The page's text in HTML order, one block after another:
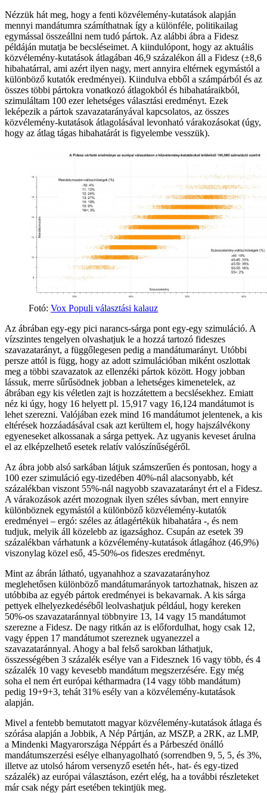
Nézzük hát meg, hogy a fenti közvélemény-kutatások alapján
mennyi mandátumra számíthatnak így a különféle, politikailag
egymással összeállni nem tudó pártok. Az alábbi ábra a Fidesz
példáján mutatja be becsléseimet. A kiindulópont, hogy az aktuális
közvélemény-kutatások átlagában 46,9 százalékon áll a Fidesz (±8,6
hibahatárral, ami azért ilyen nagy, mert annyira eltérnek egymástól a
különböző kutatók eredményei). Kiindulva ebből a számpárból és az
összes többi pártokra vonatkozó átlagokból és hibahatáraikból,
szimuláltam 100 ezer lehetséges választási eredményt. Ezek
leképezik a pártok szavazatarányával kapcsolatos, az összes
közvélemény-kutatások átlagolásával levonható várakozásokat (úgy,
hogy az átlag tágas hibahatárát is figyelembe vesszük).
Fotó: Vox Populi választási kalauz
Az ábrában egy-egy pici narancs-sárga pont egy-egy szimuláció. A
vízszintes tengelyen olvashatjuk le a hozzá tartozó fideszes
szavazatarányt, a függőlegesen pedig a mandátumarányt. Utóbbi
persze attól is függ, hogy az adott szimulációban miként oszlottak
meg a többi szavazatok az ellenzéki pártok között. Hogy jobban
lássuk, merre sűrűsödnek jobban a lehetséges kimenetelek, az
ábrában egy kis véletlen zajt is hozzátettem a becslésekhez. Emiatt
néz ki úgy, hogy 16 helyett pl. 15,917 vagy 16,124 mandátumot is
lehet szerezni. Valójában ezek mind 16 mandátumot jelentenek, a kis
eltérések hozzáadásával csak azt kerültem el, hogy hajszálvékony
egyeneseket alkossanak a sárga pettyek. Az ugyanis keveset árulna
el az elképzelhető esetek relatív valószínűségéről.
Az ábra jobb alsó sarkában látjuk számszerűen és pontosan, hogy a
100 ezer szimuláció egy-tizedében 40%-nál alacsonyabb, két
százalékban viszont 55%-nál nagyobb szavazatarányt ért el a Fidesz.
A várakozások azért mozognak ilyen széles sávban, mert ennyire
különböznek egymástól a különböző közvélemény-kutatók
eredményei – ergó: széles az átlagértékük hibahatára -, és nem
tudjuk, melyik áll közelebb az igazsághoz. Csupán az esetek 39
százalékban várhatunk a közvélemény-kutatások átlagához (46,9%)
viszonylag közel eső, 45-50%-os fideszes eredményt.
Mint az ábrán látható, ugyanahhoz a szavazatarányhoz
meglehetősen különböző mandátumarányok tartozhatnak, hiszen az
utóbbiba az egyéb pártok eredményei is bekavarnak. A kis sárga
pettyek elhelyezkedéséből leolvashatjuk például, hogy kereken
50%-os szavazataránnyal többnyire 13, 14 vagy 15 mandátumot
szerezne a Fidesz. De nagy ritkán az is előfordulhat, hogy csak 12,
vagy éppen 17 mandátumot szereznek ugyanezzel a
szavazataránnyal. Ahogy a bal felső sarokban láthatjuk,
összességében 3 százalék esélye van a Fidesznek 16 vagy több, és 4
százalék 10 vagy kevesebb mandátum megszerzésére. Egy még
soha el nem ért európai kétharmadra (14 vagy több mandátum)
pedig 19+9+3, tehát 31% esély van a közvélemény-kutatások
alapján.
Mivel a fentebb bemutatott magyar közvélemény-kutatások átlaga és
szórása alapján a Jobbik, A Nép Pártján, az MSZP, a 2RK, az LMP,
a Mindenki Magyarországa Néppárt és a Párbeszéd önálló
mandátumszerzési esélye elhanyagolható (sorrendben 9, 5, 5, és 3%,
illetve az utolsó három versenyző esetén hét-, hat- és egy-tized
százalék) az európai választáson, ezért elég, ha a további részleteket
már csak négy párt esetében tekintjük meg.